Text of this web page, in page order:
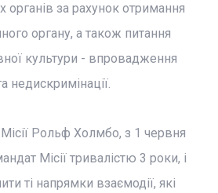
за рахунок отримання
органу, а також питання
культури - впровадження
недискримінації.
Рольф Холмбо, з 1 червня
Місії тривалістю 3 роки, і
ті напрямки взаємодії, які